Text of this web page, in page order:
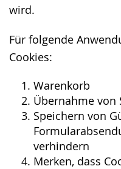
wird.
Für folgende
Cookies:
Warenkorb
Übernahme von
Speichern von
verhindern
Merken, dass